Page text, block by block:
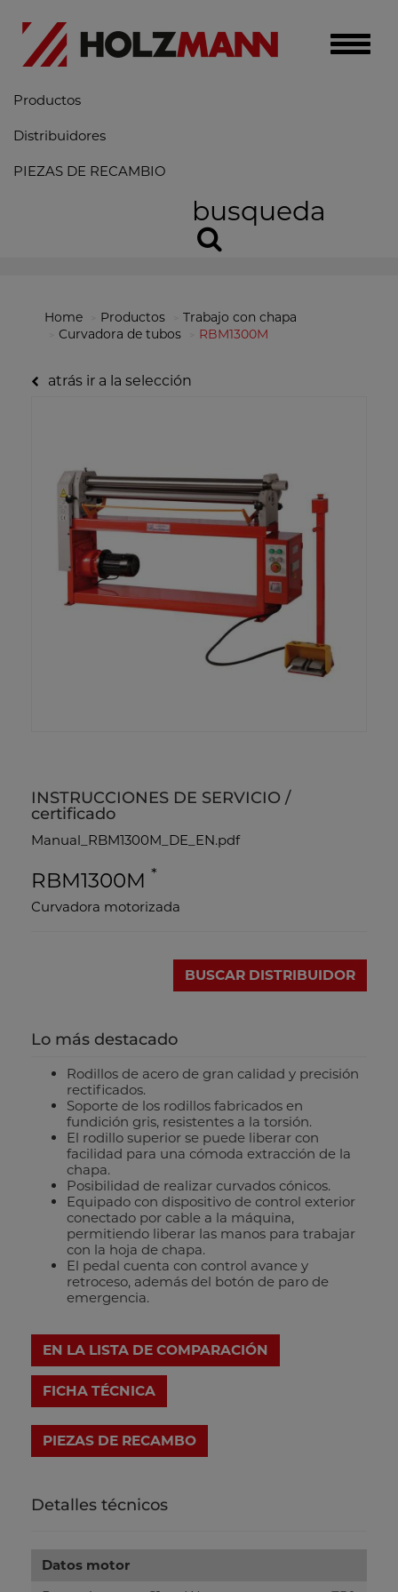
Toggle
Productos
Distribuidores
PIEZAS DE RECAMBIO
busqueda
Home Productos
Trabajo con chapa
Curvadora de tubos
RBM1300M
atrás ir a la selección
INSTRUCCIONES DE SERVICIO /
certificado
Manual_RBM1300M_DE_EN.pdf
RBM1300M *
Curvadora motorizada
BUSCAR DISTRIBUIDOR
Lo más destacado
Rodillos de acero de gran calidad y precisión
rectificados.
Soporte de los rodillos fabricados en
fundición gris, resistentes a la torsión.
El rodillo superior se puede liberar con
facilidad para una cómoda extracción de la
chapa.
Posibilidad de realizar curvados cónicos.
Equipado con dispositivo de control exterior
conectado por cable a la máquina,
permitiendo liberar las manos para trabajar
con la hoja de chapa.
El pedal cuenta con control avance y
retroceso, además del botón de paro de
emergencia.
EN LA LISTA DE COMPARACIÓN
FICHA TÉCNICA
Detalles técnicos
Datos motor